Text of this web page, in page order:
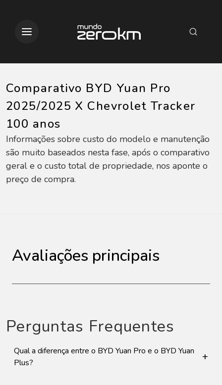
Comparativo BYD Yuan Pro
2025/2025 X Chevrolet Tracker
100 anos
Informações sobre custo do modelo e manutenção
são muito baseados nesta fase, após o comparativo
geral e o custo total de propriedade, nos aponte o
preço de compra.
Avaliações principais
Perguntas Frequentes
Qual a diferença entre o BYD Yuan Pro e o BYD Yuan
Plus?
+